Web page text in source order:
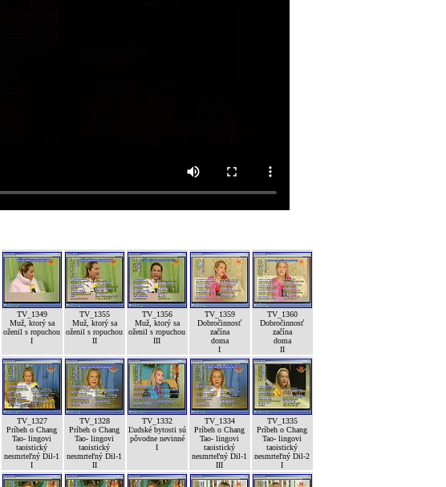
TV_1349
Muž, ktorý sa
oženil s ropuchou
I
TV_1355
Muž, ktorý sa
oženil s ropuchou
II
TV_1356
Muž, ktorý sa
oženil s ropuchou
III
TV_1359
Dobročinnosť
začína
doma
I
TV_1360
Dobročinnosť
začína
doma
II
TV_1327
Príbeh o Chang
Tao- lingovi
taoistický
nesmrteľný Dil-1
I
TV_1328
Príbeh o Chang
Tao- lingovi
taoistický
nesmrteľný Dil-1
II
TV_1332
Ľudské bytosti sú
pôvodne nevinné
I
TV_1334
Príbeh o Chang
Tao- lingovi
taoistický
nesmrteľný Dil-1
III
TV_1335
Príbeh o Chang
Tao- lingovi
taoistický
nesmrteľný Dil-2
I